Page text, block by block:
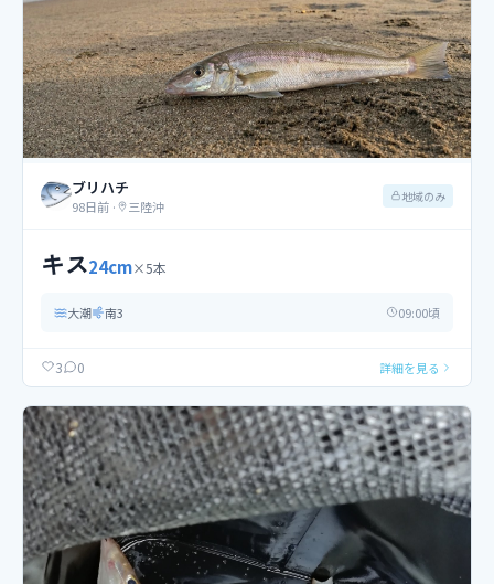
ブリハチ
98日前 · 三陸沖
地域のみ
キス24cm×5本
大潮 南3 09:00頃
3 0 詳細を見る